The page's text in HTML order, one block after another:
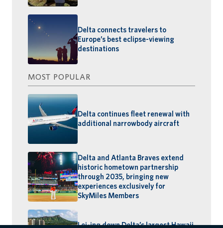
Delta connects travelers to
Europe’s best eclipse-viewing
destinations
MOST POPULAR
Delta continues fleet renewal with
additional narrowbody aircraft
Delta and Atlanta Braves extend
historic hometown partnership
through 2035, bringing new
experiences exclusively for
SkyMiles Members
Lei-ing down Delta’s largest Hawaii